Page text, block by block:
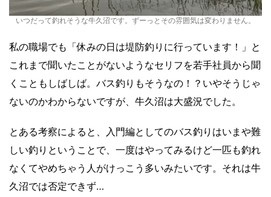
いつだって釣れそうな牛久沼です。ずーっとその雰囲気は変わりません。
私の職場でも「休みの日は堤防釣りに行っています！」と
これまで聞いたことがないようなセリフを若手社員から聞
くこともしばしば。バス釣りもそうなの！？いやそうじゃ
ないのかわからないですが、牛久沼は大盛況でした。
とある考察によると、入門編としてのバス釣りはいまや難
しい釣りということで、一度はやってみるけど一匹も釣れ
なくてやめちゃう人がけっこう多いみたいです。それは牛
久沼では否定できず…